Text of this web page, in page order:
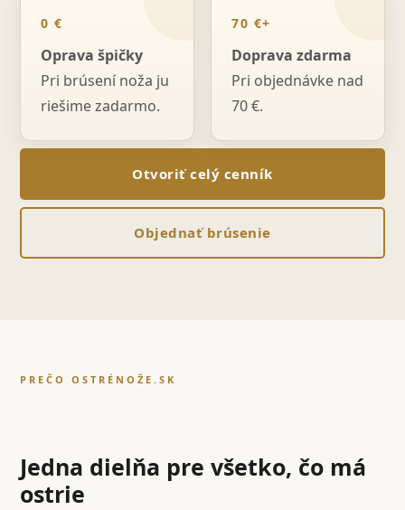
0 €
Oprava špičky
Pri brúsení noža ju
riešime zadarmo.
70 €+
Doprava zdarma
Pri objednávke nad
70 €.
Otvoriť celý cenník
Objednať brúsenie
PREČO OSTRÉNOŽE.SK
Jedna dielňa pre všetko, čo má
ostrie